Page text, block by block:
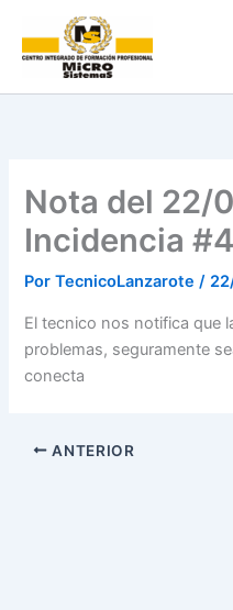
contenido
Nota del 22/
Incidencia
PorTecnicoLanzarote/
El tecnico nos notifica que
problemas, seguramente
conecta
ANTERIOR